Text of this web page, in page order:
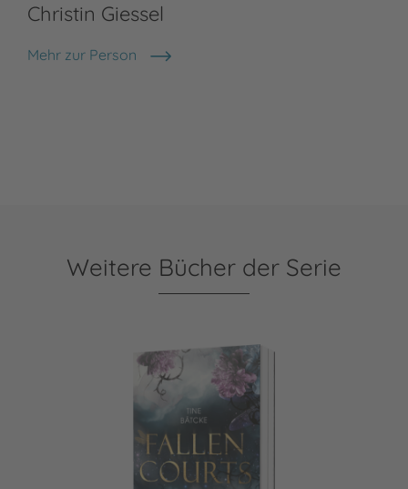
Christin Giessel
Mehr zur Person
Christin Giessel
Weitere Bücher der Serie